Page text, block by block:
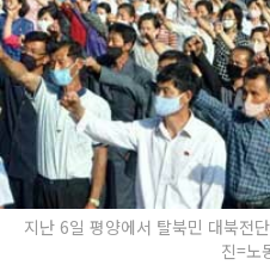
지난 6일 평양에서 탈북민 대북전
진=노